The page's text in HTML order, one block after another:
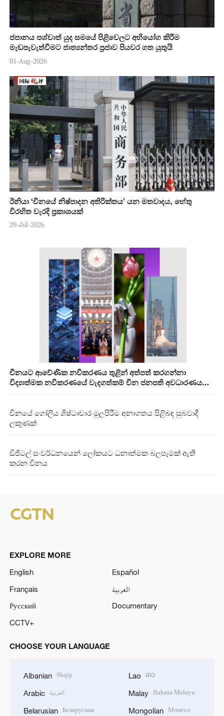
ජපානය පශ්චාත් යුද සමයේ පිළිවෙලට අභියෝග කිරීම
මැඩපැවැත්වීමට ජාත්‍යන්තර ප්‍රජාව පියවර ගත යුතුයි
01-Aug-2026
ඊනියා ‘චීනයේ නිෂ්පාදන අතිරික්තය’ යන මතවාදය, හේතු
විරහිත වැරදි ප්‍රකාශයක්
29-Jul-2026
චීනයට ආවේණික නවීකරණය තුළින් අත්පත් කරගන්නා
විද්‍යාත්මක නවීකරණයේ වැදගත්කම් චීන ජනපති අවධාරණය
චීනයේ ගෝලීය ශිෂ්ටාචාර මුලපිරීම අනාගතය පිළිබඳ සුබවාදී
ලකුණක්
ඩිජිටල් සංවර්ධනයෙන් ලෝකයට ධනාත්මක බලපෑමක් ඇති
කරන චීනය
EXPLORE MORE
English
Español
Français
العربية
Русский
Documentary
CCTV+
CHOOSE YOUR LANGUAGE
Albanian Shqip
Arabic العربية
Belarusian Беларуская
Lao ລາວ
Malay Bahasa Melayu
Mongolian Монгол